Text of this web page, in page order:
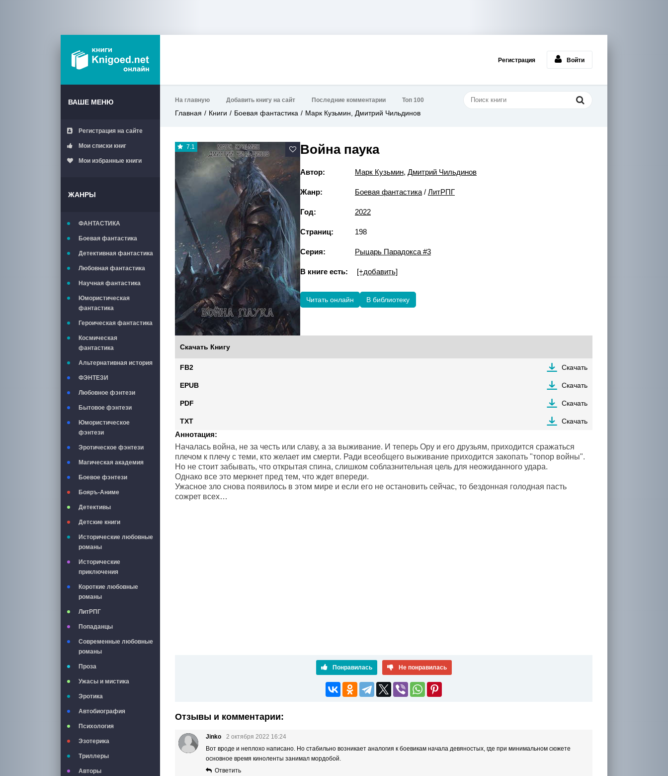
Регистрация Войти
ВАШЕ МЕНЮ
Регистрация на сайте
Мои списки книг
Мои избранные книги
ЖАНРЫ
ФАНТАСТИКА
Боевая фантастика
Детективная фантастика
Любовная фантастика
Научная фантастика
Юмористическая
фантастика
Героическая фантастика
Космическая
фантастика
Альтернативная история
ФЭНТЕЗИ
Любовное фэнтези
Бытовое фэнтези
Юмористическое
фэнтези
Эротическое фэнтези
Магическая академия
Боевое фэнтези
Бояръ-Аниме
Детективы
Детские книги
Исторические любовные
романы
Исторические
приключения
Короткие любовные
романы
ЛитРПГ
Попаданцы
Современные любовные
романы
Проза
Ужасы и мистика
Эротика
Автобиография
Психология
Эзотерика
Триллеры
Авторы
На главную Добавить книгу на сайт Последние комментарии Топ 100
Главная Книги Боевая фантастика Марк Кузьмин, Дмитрий Чильдинов
7.1 Война паука
Автор: Марк Кузьмин, Дмитрий Чильдинов
Жанр: Боевая фантастика / ЛитРПГ
Год: 2022
Страниц: 198
Серия: Рыцарь Парадокса #3
В книге есть: [+добавить]
Читать онлайн В библиотеку
Скачать Книгу
FB2 Скачать
EPUB Скачать
PDF Скачать
TXT Скачать
Аннотация:
Началась война, не за честь или славу, а за выживание. И теперь Ору и его друзьям, приходится сражаться
плечом к плечу с теми, кто желает им смерти. Ради всеобщего выживание приходится закопать "топор войны".
Но не стоит забывать, что открытая спина, слишком соблазнительная цель для неожиданного удара.
Однако все это меркнет пред тем, что ждет впереди.
Ужасное зло снова появилось в этом мире и если его не остановить сейчас, то бездонная голодная пасть
сожрет всех…
Понравилась Не понравилась
Отзывы и комментарии:
Jinko
2 октября 2022 16:24
Вот вроде и неплохо написано. Но стабильно возникает аналогия к боевикам начала девяностых, где при минимальном сюжете
основное время киноленты занимал мордобой.
Ответить